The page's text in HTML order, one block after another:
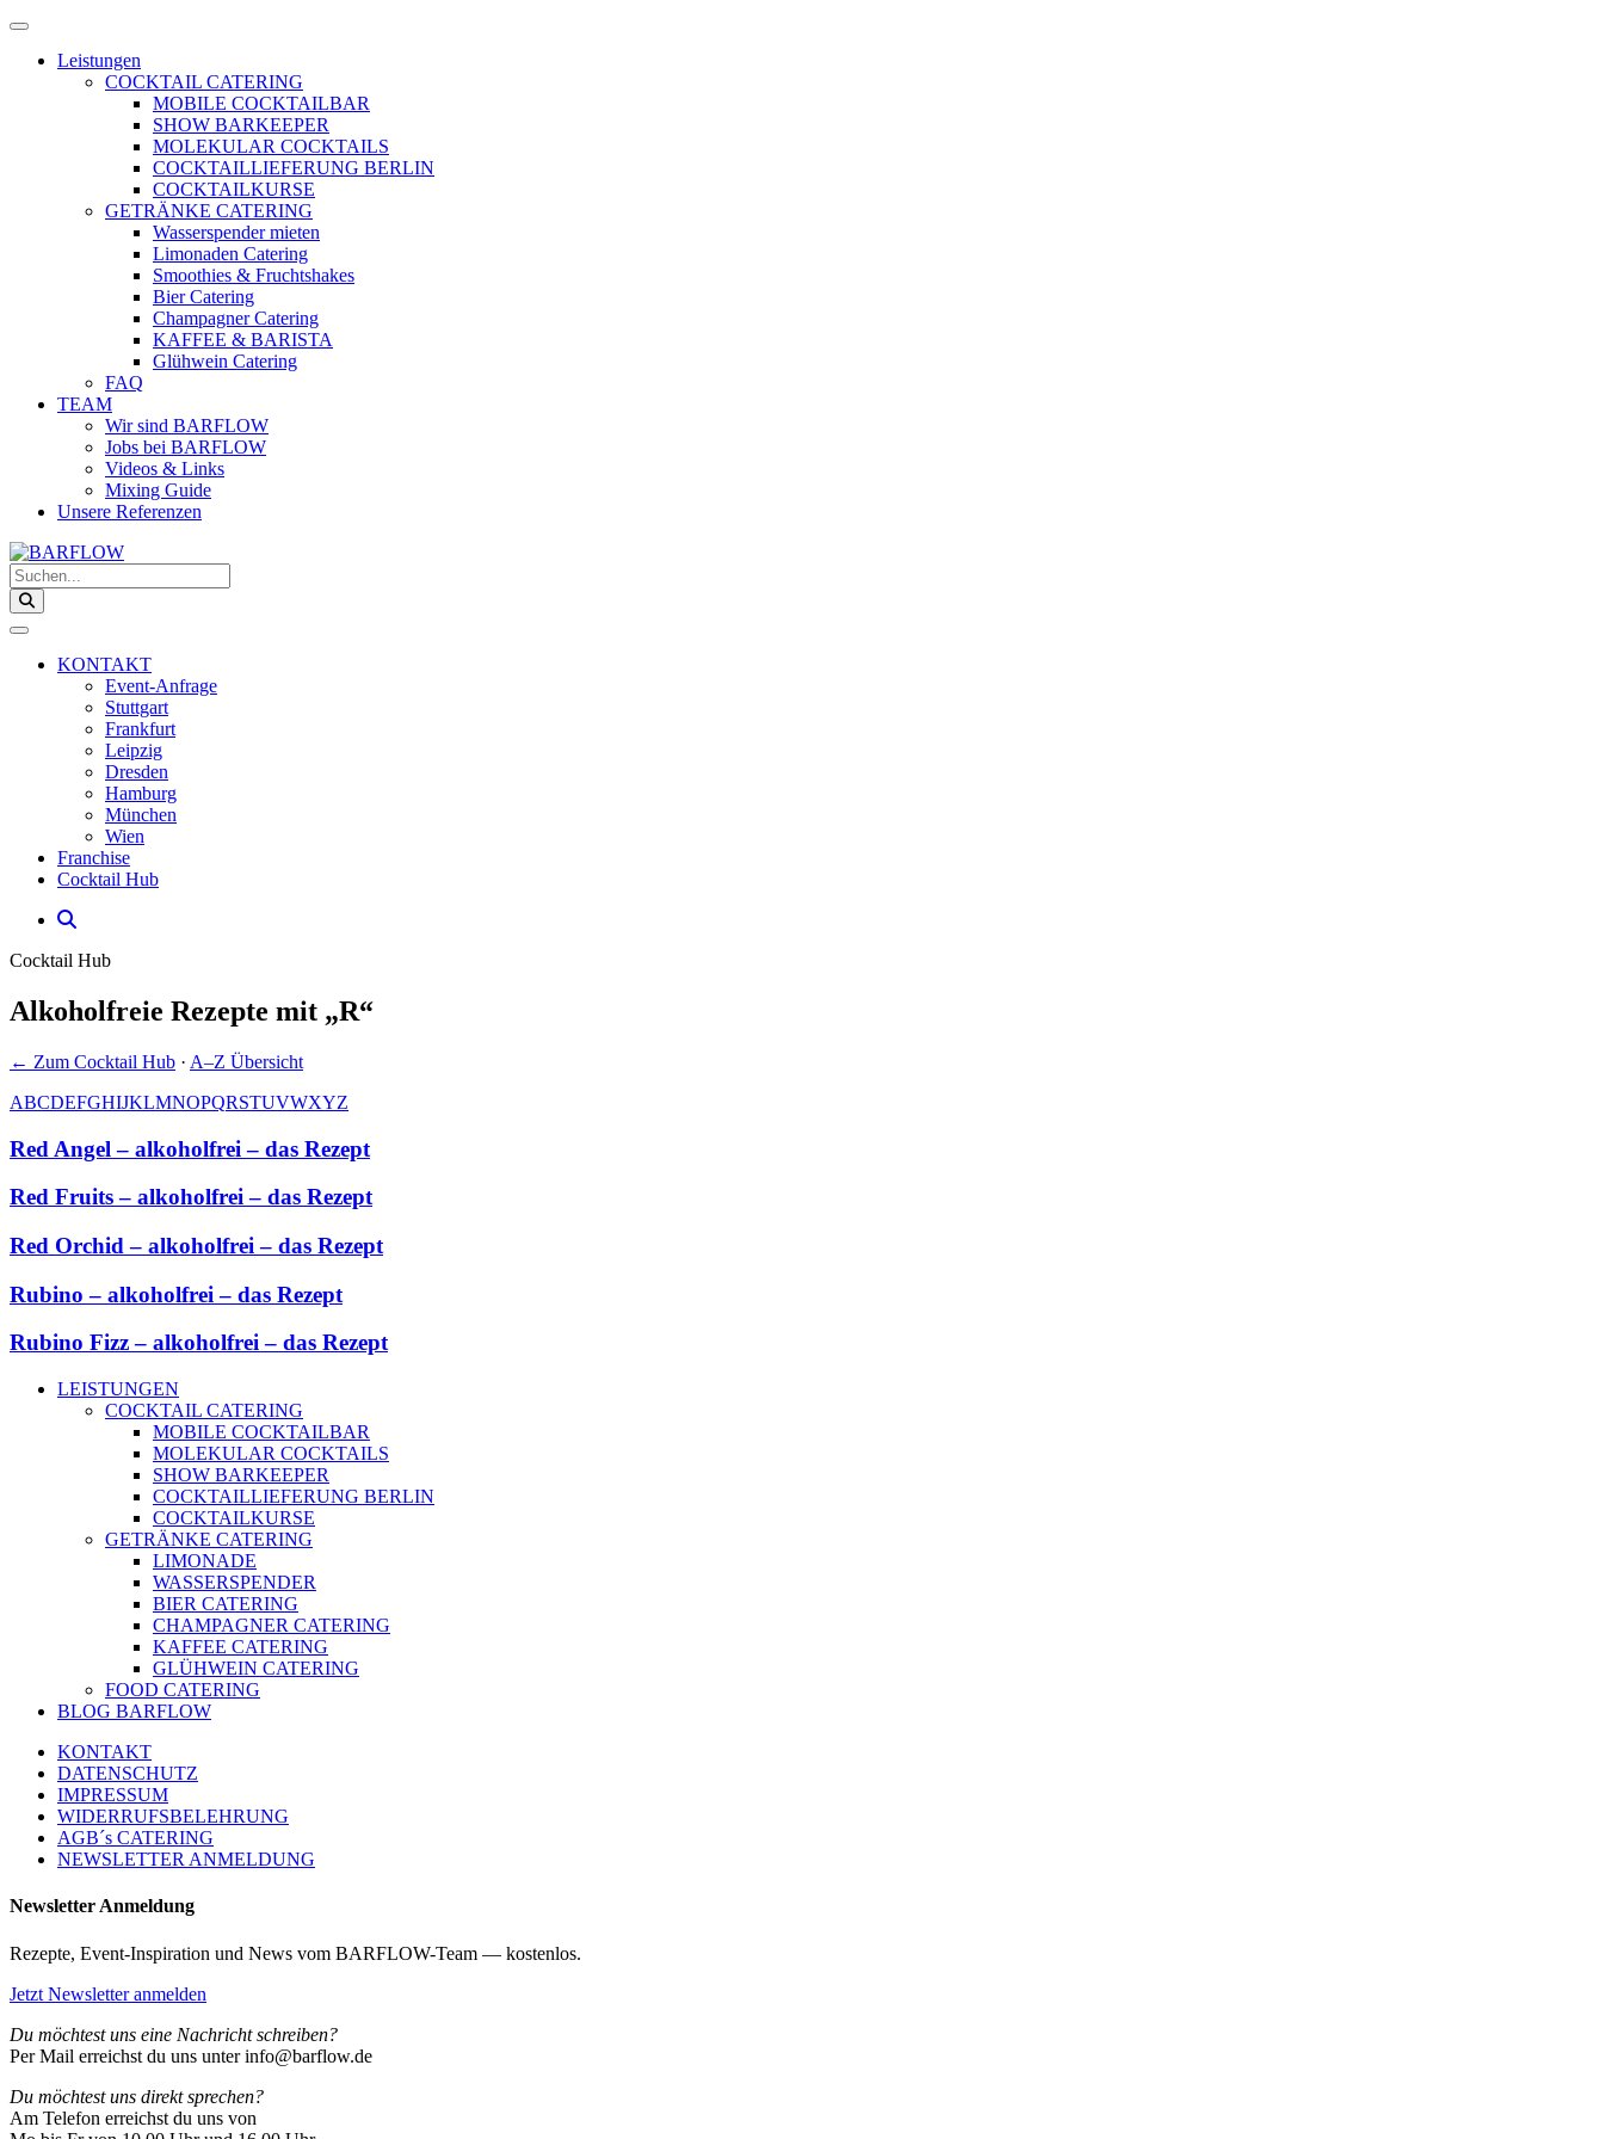
Zum
springen
Menü
öffnenLeistungen
COCKTAIL CATERING
MOBILE COCKTAILBAR
SHOW BARKEEPER
MOLEKULAR COCKTAILS
COCKTAILLIEFERUNG BERLIN
COCKTAILKURSE
GETRÄNKE CATERING
Wasserspender mieten
Limonaden Catering
Smoothies & Fruchtshakes
Bier Catering
Champagner Catering
KAFFEE & BARISTA
Glühwein Catering
FAQ
TEAM
Wir sind BARFLOW
Jobs bei BARFLOW
Videos & Links
Mixing Guide
Unsere Referenzen
Suchen...
KONTAKT
Event-Anfrage
Stuttgart
Frankfurt
Leipzig
Dresden
Hamburg
München
Wien
Franchise
Cocktail Hub
Cocktail Hub
Alkoholfreie Rezepte mit „R“
← Zum Cocktail Hub · A–Z Übersicht
ABCDEFGHIJKLMNOPQRSTUVWXYZ
Red Angel – alkoholfrei – das Rezept
Red Fruits – alkoholfrei – das Rezept
Red Orchid – alkoholfrei – das Rezept
Rubino – alkoholfrei – das Rezept
Rubino Fizz – alkoholfrei – das Rezept
LEISTUNGEN
COCKTAIL CATERING
MOBILE COCKTAILBAR
MOLEKULAR COCKTAILS
SHOW BARKEEPER
COCKTAILLIEFERUNG BERLIN
COCKTAILKURSE
GETRÄNKE CATERING
LIMONADE
WASSERSPENDER
BIER CATERING
CHAMPAGNER CATERING
KAFFEE CATERING
GLÜHWEIN CATERING
FOOD CATERING
BLOG BARFLOW
KONTAKT
DATENSCHUTZ
IMPRESSUM
WIDERRUFSBELEHRUNG
AGB´s CATERING
NEWSLETTER ANMELDUNG
Newsletter Anmeldung
Rezepte, Event-Inspiration und News vom BARFLOW-Team — kostenlos.
Jetzt Newsletter anmelden
Du möchtest uns eine Nachricht schreiben?
Per Mail erreichst du uns unter info@barflow.de
Du möchtest uns direkt sprechen?
Am Telefon erreichst du uns von